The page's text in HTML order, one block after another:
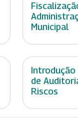
Municipal
Introdução
de
Riscos